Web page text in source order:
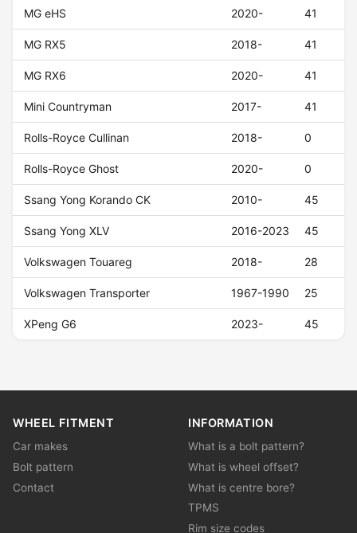
MG eHS 2020- 41
MG RX5 2018- 41
MG RX6 2020- 41
Mini Countryman 2017- 41
Rolls-Royce Cullinan 2018- 0
Rolls-Royce Ghost 2020- 0
Ssang Yong Korando CK 2010- 45
Ssang Yong XLV 2016-2023 45
Volkswagen Touareg 2018- 28
Volkswagen Transporter 1967-1990 25
XPeng G6 2023- 45
WHEEL FITMENT
Car makes
Bolt pattern
Contact
INFORMATION
What is a bolt pattern?
What is wheel offset?
What is centre bore?
TPMS
Rim size codes